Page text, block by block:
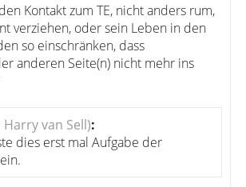
Kontakt zum TE, nicht anders rum,
verziehen, oder sein Leben in den
so einschränken, dass
anderen Seite(n) nicht mehr ins
Harry van Sell):
dies erst mal Aufgabe der